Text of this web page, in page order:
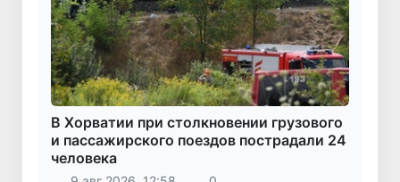
В Хорватии при столкновении грузового
и пассажирского поездов пострадали 24
человека